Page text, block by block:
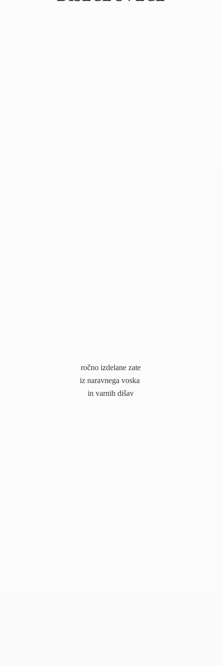
ročno izdelane zate
iz naravnega voska
invarnih dišav